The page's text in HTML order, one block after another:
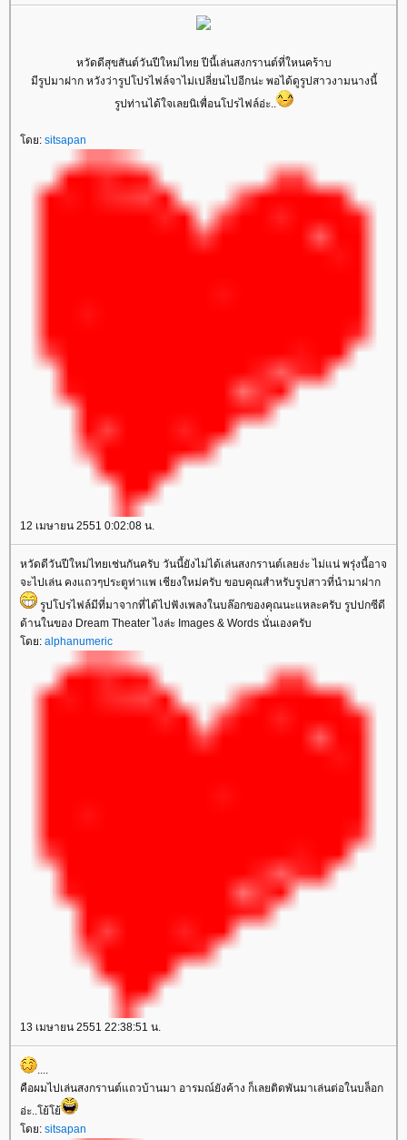
หวัดดีสุขสันต์วันปีใหม่ไทย ปีนี้เล่นสงกรานต์ที่ใหนคร้าบ
มีรูปมาฝาก หวังว่ารูปโปรไฟล์จาไม่เปลี่ยนไปอีกน่ะ พอได้ดูรูปสาวงามนางนี้
รูปท่านได้ใจเลยนิเพื่อนโปรไฟล์อ่ะ..
ดย: sitsapan
12 เมษายน 2551 0:02:08 น.
หวัดดีวันปีใหม่ไทยเช่นกันครับ วันนี้ยังไม่ได้เล่นสงกรานต์เลยง่ะ ไม่แน่ พรุ่งนี้อาจ
จะไปเล่น คงแถวๆประตูท่าแพ เชียงใหม่ครับ ขอบคุณสำหรับรูปสาวที่นำมาฝาก
รูปโปรไฟล์มีที่มาจากที่ได้ไปฟังเพลงในบล๊อกของคุณนะแหละครับ รูปปกซีดี
ด้านในของ Dream Theater ไงล่ะ Images & Words นั่นเองครับ
ดย: alphanumeric
13 เมษายน 2551 22:38:51 น.
....
คือผมไปเล่นสงกรานต์แถวบ้านมา อารมณ์ยังค้าง ก็เลยติดพันมาเล่นต่อในบล็อก
อ่ะ..โย้โย้
ดย: sitsapan